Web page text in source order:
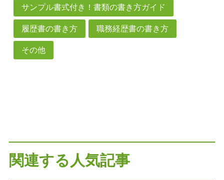
サンプル書式付き！書類の書き方ガイド
履歴書の書き方 職務経歴書の書き方
その他
関連する人気記事